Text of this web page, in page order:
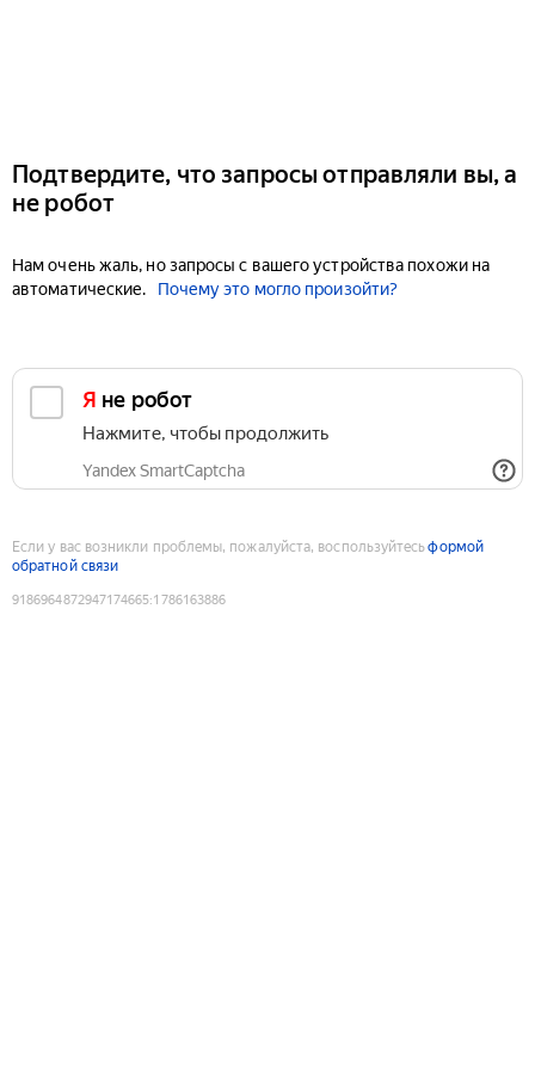
Подтвердите, что запросы отправляли вы, а
не робот
Нам очень жаль, но запросы с вашего устройства похожи на
автоматические.
Почему это могло произойти?
Я не робот
Нажмите, чтобы продолжить
Yandex SmartCaptcha
Если у вас возникли проблемы, пожалуйста, воспользуйтесьформой
обратной связи
9186964872947174665:1786163886